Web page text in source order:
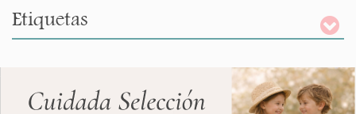
Etiquetas